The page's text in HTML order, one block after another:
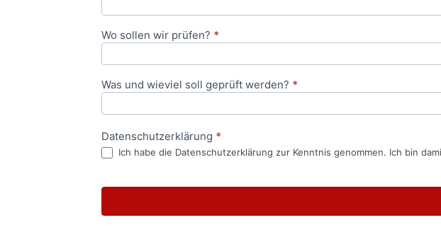
Wo sollen wir prüfen? *
Was und wieviel soll geprüft werden? *
Datenschutzerklärung *
Ich habe die Datenschutzerklärung zur Kenntnis genommen. Ich bin